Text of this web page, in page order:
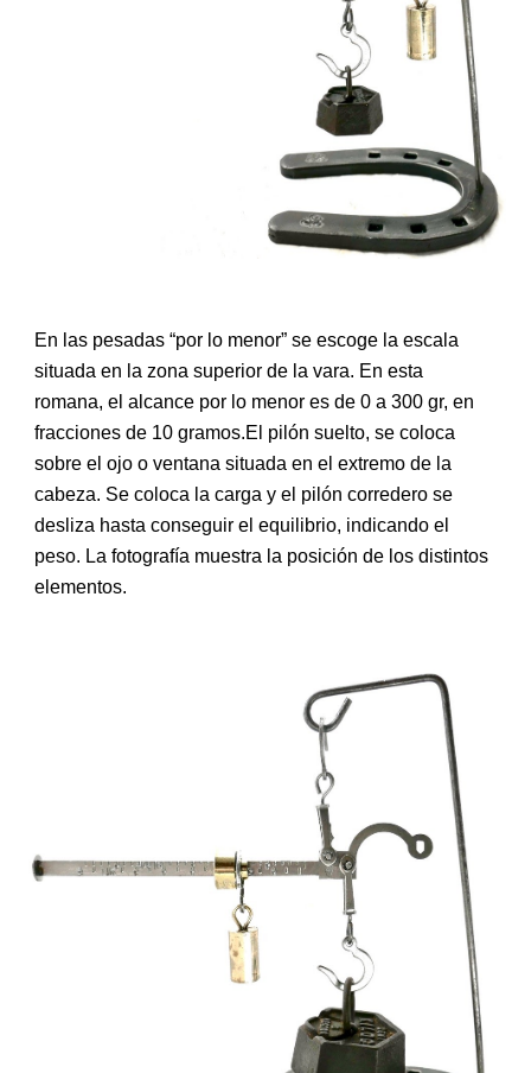
En las pesadas “por lo menor” se escoge la escala
situada en la zona superior de la vara. En esta
romana, el alcance por lo menor es de 0 a 300 gr, en
fracciones de 10 gramos.El pilón suelto, se coloca
sobre el ojo o ventana situada en el extremo de la
cabeza. Se coloca la carga y el pilón corredero se
desliza hasta conseguir el equilibrio, indicando el
peso. La fotografía muestra la posición de los distintos
elementos.